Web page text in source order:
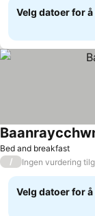
Velg datoer for
Bed and breakfast
/ Ingen vurdering
Velg datoer for